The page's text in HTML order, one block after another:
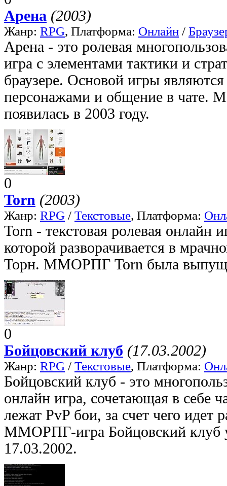
Арена (2003)
Жанр: RPG, Платформа: Онлайн /
Арена - это ролевая
игра с элементами тактики и
браузере. Основой игры
персонажами и общение в чате.
появилась в 2003 году.
0
Torn (2003)
Жанр: RPG / Текстовые, Платформа:
Torn - текстовая ролевая онлайн
которой разворачивается в
Торн. ММОРПГ Torn была
0
Бойцовский клуб (17.03.2002)
Жанр: RPG / Текстовые, Платформа:
Бойцовский клуб - это
онлайн игра, сочетающая в себе
лежат PvP бои, за счет чего идет
ММОРПГ-игра Бойцовский клуб
17.03.2002.